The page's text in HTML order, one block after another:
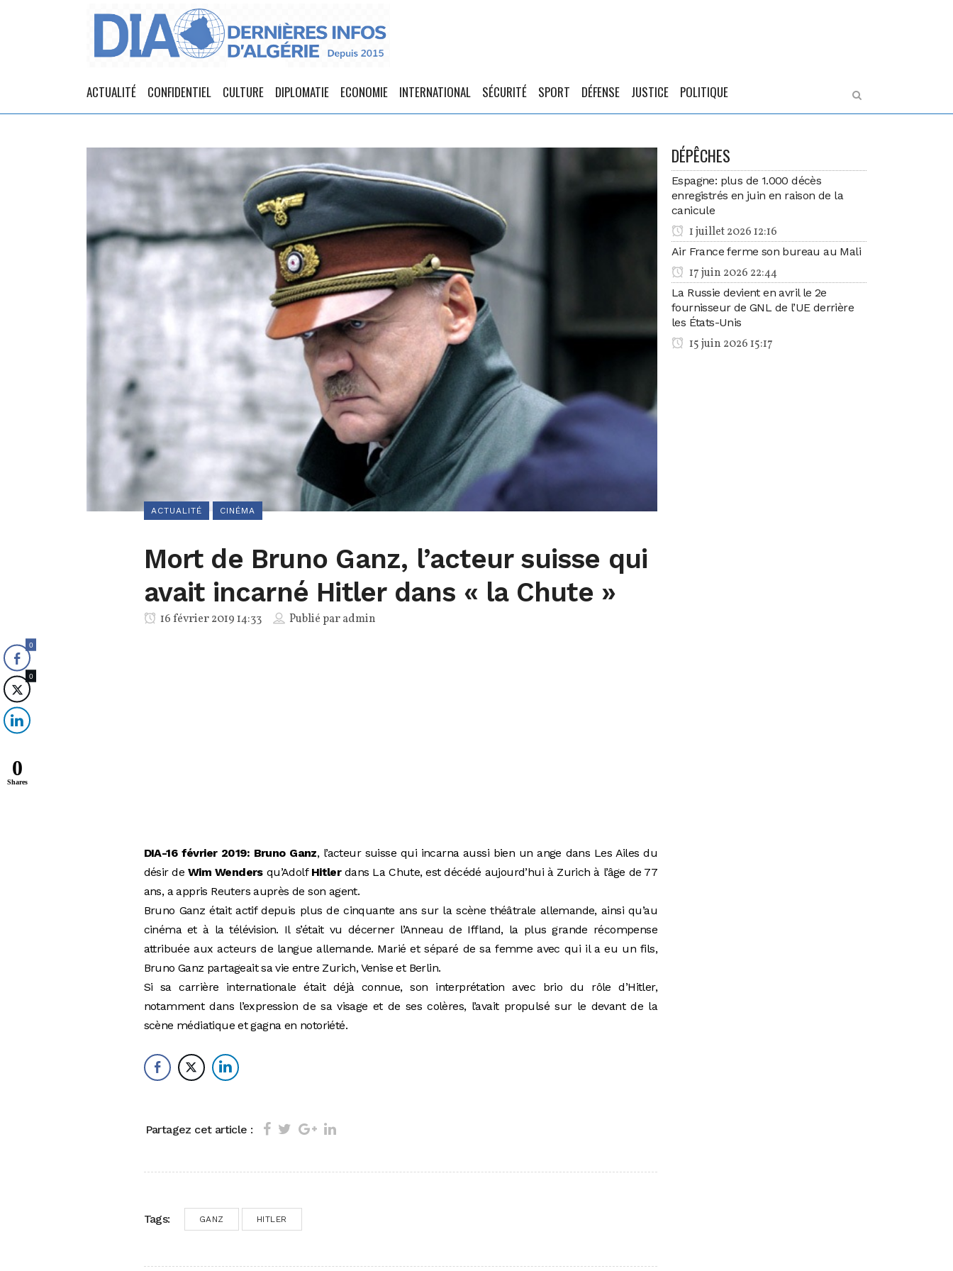
ACTUALITÉ CONFIDENTIEL CULTURE DIPLOMATIE ECONOMIE INTERNATIONAL SÉCURITÉ SPORT DÉFENSE JUSTICE POLITIQUE
ACTUALITÉ CINÉMA
Mort de Bruno Ganz, l’acteur suisse qui
avait incarné Hitler dans « la Chute »
16 février 2019 14:33 Publié paradmin
DIA-16 février 2019: Bruno Ganz, l’acteur suisse qui incarna aussi bien un ange dans Les Ailes du
désir deWim Wendersqu’Adolf Hitlerdans La Chute, est décédé aujourd’hui à Zurich à l’âge de 77
ans, a appris Reuters auprès de son agent.
Bruno Ganz était actif depuis plus de cinquante ans sur la scène théâtrale allemande, ainsi qu’au
cinéma et à la télévision. Il s’était vu décerner l’Anneau de Iffland, la plus grande récompense
attribuée aux acteurs de langue allemande. Marié et séparé de sa femme avec qui il a eu un fils,
Bruno Ganz partageait sa vie entre Zurich, Venise et Berlin.
Si sa carrière internationale était déjà connue, son interprétation avec brio du rôle d’Hitler,
notamment dans l’expression de sa visage et de ses colères, l’avait propulsé sur le devant de la
scène médiatique et gagna en notoriété.
Partagez cet article :
Tags: GANZ HITLER
DÉPÊCHES
Espagne: plus de 1.000 décès
enregistrés en juin en raison de la
canicule
1 juillet 2026 12:16
Air France ferme son bureau au Mali
17 juin 2026 22:44
La Russie devient en avril le 2e
fournisseur de GNL de l’UE derrière
les États-Unis
15 juin 2026 15:17
0
0
0
Shares